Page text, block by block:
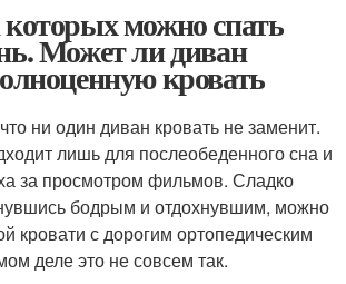
можно спать
Может ли диван
кровать
ни один диван кровать не заменит.
лишь для послеобеденного сна и
за просмотром фильмов. Сладко
бодрым и отдохнувшим, можно
кровати с дорогим ортопедическим
деле это не совсем так.